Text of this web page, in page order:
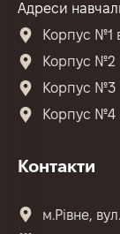
Адреси
Корпус №1
Корпус №2
Корпус №3
Корпус №4
Контакти
м.Рівне,